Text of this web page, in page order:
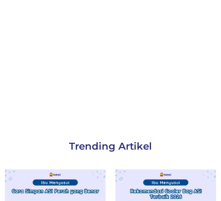
Trending Artikel